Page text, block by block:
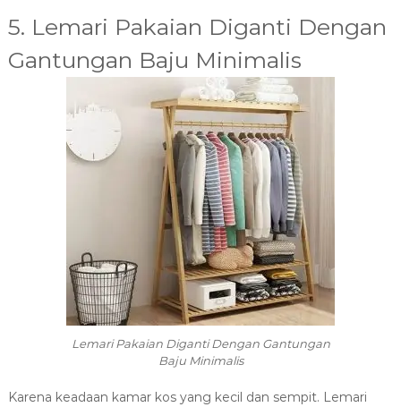
5. Lemari Pakaian Diganti Dengan
Gantungan Baju Minimalis
Lemari Pakaian Diganti Dengan Gantungan
Baju Minimalis
Karena keadaan kamar kos yang kecil dan sempit. Lemari